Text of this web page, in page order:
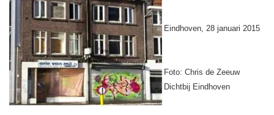
Eindhoven, 28 januari 2015
Foto: Chris de Zeeuw
Dichtbij Eindhoven